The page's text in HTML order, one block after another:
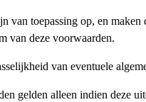
van toepassing op, en
van deze voorwaarden.
van eventuele
gelden alleen indien deze